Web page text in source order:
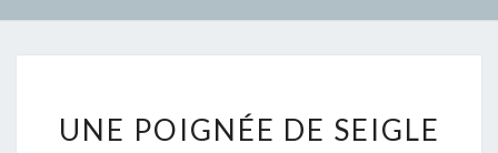
POIGNÉE
UNE POIGNÉE DE SEIGLE